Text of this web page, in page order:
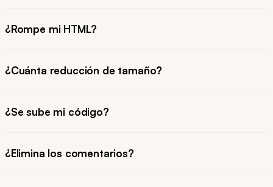
¿Rompe mi HTML?
¿Cuánta reducción de tamaño?
¿Se sube mi código?
¿Elimina los comentarios?